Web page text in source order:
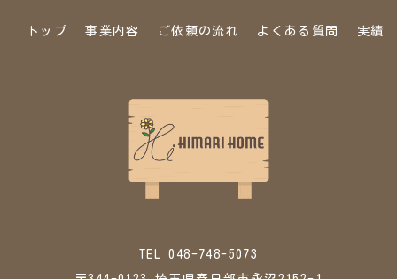
トップ 事業内容 ご依頼の流れ よくある質問 実績
TEL 048-748-5073